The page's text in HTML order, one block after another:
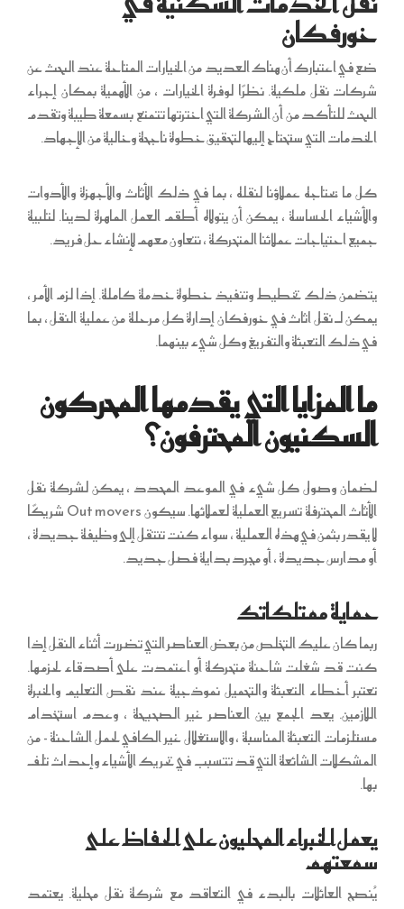
خورفكان
ضع في اعتبارك أن هناك العديد من الخيارات المتاحة عند البحث عن
شركات نقل ملكية. نظرًا لوفرة الخيارات ، من الأهمية بمكان إجراء
البحث للتأكد من أن الشركة التي اخترتها تتمتع بسمعة طيبة وتقدم
الخدمات التي ستحتاج إليها لتحقيق خطوة ناجحة وخالية من الإجهاد.
كل ما يحتاجه عملاؤنا لنقله ، بما في ذلك الأثاث والأجهزة والأدوات
والأشياء الحساسة ، يمكن أن يتولاه أطقم العمل الماهرة لدينا. لتلبية
جميع احتياجات عملائنا المتحركة ، نتعاون معهم لإنشاء حل فريد.
يتضمن ذلك تخطيط وتنفيذ خطوة خدمة كاملة. إذا لزم الأمر ،
يمكن لـ نقل اثاث في خورفكان إدارة كل مرحلة من عملية النقل ، بما
في ذلك التعبئة والتفريغ وكل شيء بينهما.
ما المزايا التي يقدمها المحركون
السكنيون المحترفون؟
لضمان وصول كل شيء في الموعد المحدد ، يمكن لشركة نقل
الأثاث المحترفة تسريع العملية لعملائها. سيكون Out movers شريكًا
لا يقدر بثمن في هذه العملية ، سواء كنت تنتقل إلى وظيفة جديدة ،
أو مدارس جديدة ، أو مجرد بداية فصل جديد.
حماية ممتلكاتك
ربما كان عليك التخلص من بعض العناصر التي تضررت أثناء النقل إذا
كنت قد شغلت شاحنة متحركة أو اعتمدت على أصدقاء لحزمها.
تعتبر أخطاء التعبئة والتحميل نموذجية عند نقص التعليم والخبرة
اللازمين. يعد الجمع بين العناصر غير الصحيحة ، وعدم استخدام
مستلزمات التعبئة المناسبة ، والاستغلال غير الكافي لحمل الشاحنة - من
المشكلات الشائعة التي قد تتسبب في تحريك الأشياء وإحداث تلف
بها.
يعمل الخبراء المحليون على الحفاظ على
سمعتهم
يُنصح العائلات بالبدء في التعاقد مع شركة نقل محلية. يعتمد